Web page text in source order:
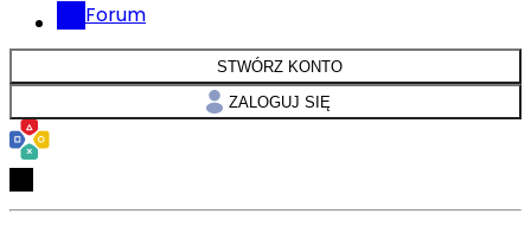
Forum
STWÓRZ KONTO
ZALOGUJ SIĘ